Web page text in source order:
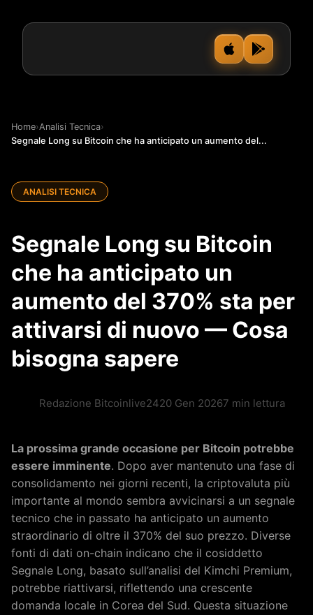
Home›Analisi Tecnica›
Segnale Long su Bitcoin che ha anticipato un aumento del...
ANALISI TECNICA
Segnale Long su Bitcoin
che ha anticipato un
aumento del 370% sta per
attivarsi di nuovo — Cosa
bisogna sapere
Redazione Bitcoinlive2420 Gen 20267 min lettura
La prossima grande occasione per Bitcoin potrebbe
essere imminente. Dopo aver mantenuto una fase di
consolidamento nei giorni recenti, la criptovaluta più
importante al mondo sembra avvicinarsi a un segnale
tecnico che in passato ha anticipato un aumento
straordinario di oltre il 370% del suo prezzo. Diverse
fonti di dati on-chain indicano che il cosiddetto
Segnale Long, basato sull’analisi del Kimchi Premium,
potrebbe riattivarsi, riflettendo una crescente
domanda locale in Corea del Sud. Questa situazione